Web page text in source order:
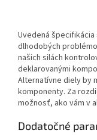
Uvedená
dlhodobých
našich silách
deklarovanými
Alternatívne diely by
komponenty. Za
možnosť, ako vám v
Dodatočné